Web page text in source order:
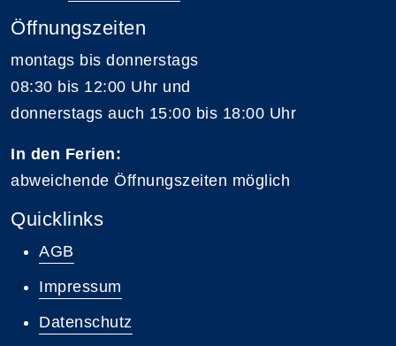
Öffnungszeiten
montags bis donnerstags
08:30 bis 12:00 Uhr und
donnerstags auch 15:00 bis 18:00 Uhr
In den Ferien:
abweichende Öffnungszeiten möglich
Quicklinks
AGB
Impressum
Datenschutz